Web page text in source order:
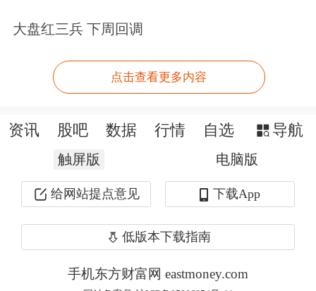
涨157.07%。
来源：读创财经
3分钟便捷开户，多重炒股工具限时体
文章来源：深圳商报·读创
原标题：或套现1.17亿元，天禄科技实际控制人之一拟减持，股价
近一年暴涨157%
大盘红三兵 下周回调
点击查看更多内容
资讯 股吧 数据 行情 自选 导航
触屏版 电脑版
给网站提点意见 下载App
低版本下载指南
手机东方财富网 eastmoney.com